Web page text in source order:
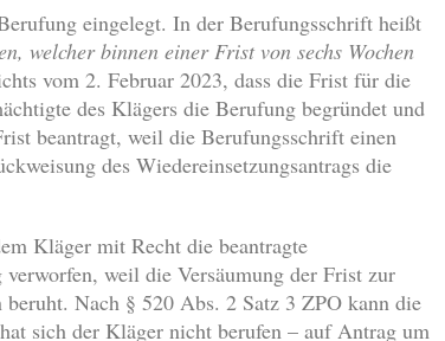
eingelegt. In der Berufungsschrift heißt
welcher binnen einer Frist von sechs Wochen
vom 2. Februar 2023, dass die Frist für die
des Klägers die Berufung begründet und
beantragt, weil die Berufungsschrift einen
des Wiedereinsetzungsantrags die
Kläger mit Recht die beantragte
weil die Versäumung der Frist zur
Nach § 520 Abs. 2 Satz 3 ZPO kann die
sich der Kläger nicht berufen – auf Antrag um